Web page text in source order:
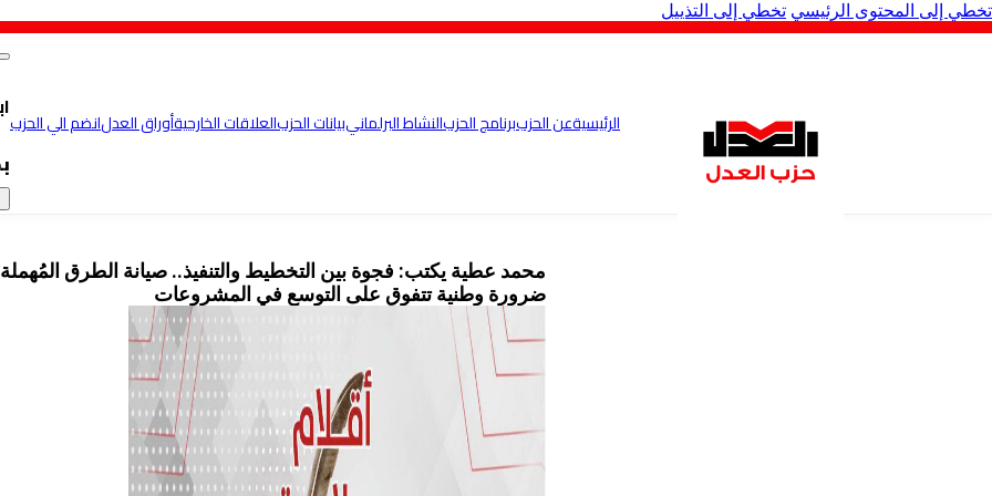
تخطي إلى المحتوى الرئيسي تخطي إلى التذييل
الرئيسيةعن الحزببرنامج الحزبالنشاط البرلمانيبيانات الحزبالعلاقات الخارجيةأوراق العدلانضم الي الحزب
محمد عطية يكتب: فجوة بين التخطيط والتنفيذ.. صيانة الطرق المُهملة
ضرورة وطنية تتفوق على التوسع في المشروعات